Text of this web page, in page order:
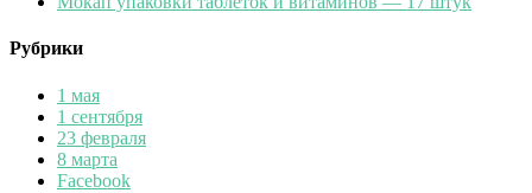
Рубрики
1 мая
1 сентября
23 февраля
8 марта
Facebook